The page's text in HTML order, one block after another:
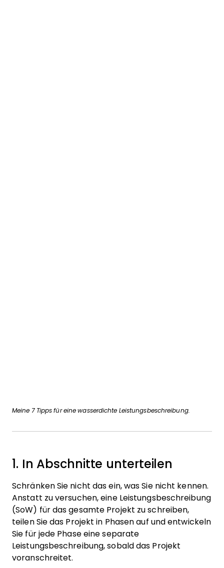
Meine 7 Tipps für eine wasserdichte Leistungsbeschreibung.
1. In Abschnitte unterteilen
Schränken Sie nicht das ein, was Sie nicht kennen.
Anstatt zu versuchen, eine Leistungsbeschreibung
(SoW) für das gesamte Projekt zu schreiben,
teilen Sie das Projekt in Phasen auf und entwickeln
Sie für jede Phase eine separate
Leistungsbeschreibung, sobald das Projekt
voranschreitet.